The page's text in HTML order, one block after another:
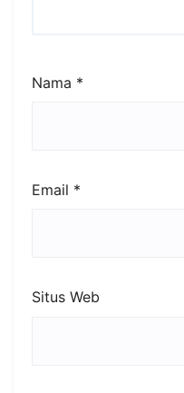
Nama *
Email *
Situs Web